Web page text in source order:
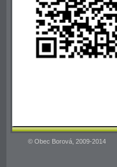
© Obec Borová, 2009-2014